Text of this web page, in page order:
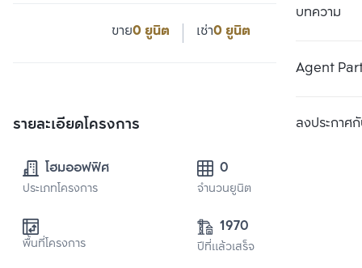
บทความ
Agent
ลงประกาศกั
ขาย0 ยูนิต เช่า0 ยูนิต
รายละเอียดโครงการ
โฮมออฟฟิศ
ประเภทโครงการ
0
จำนวนยูนิต
พื้นที่โครงการ
1970
ปีที่แล้วเสร็จ